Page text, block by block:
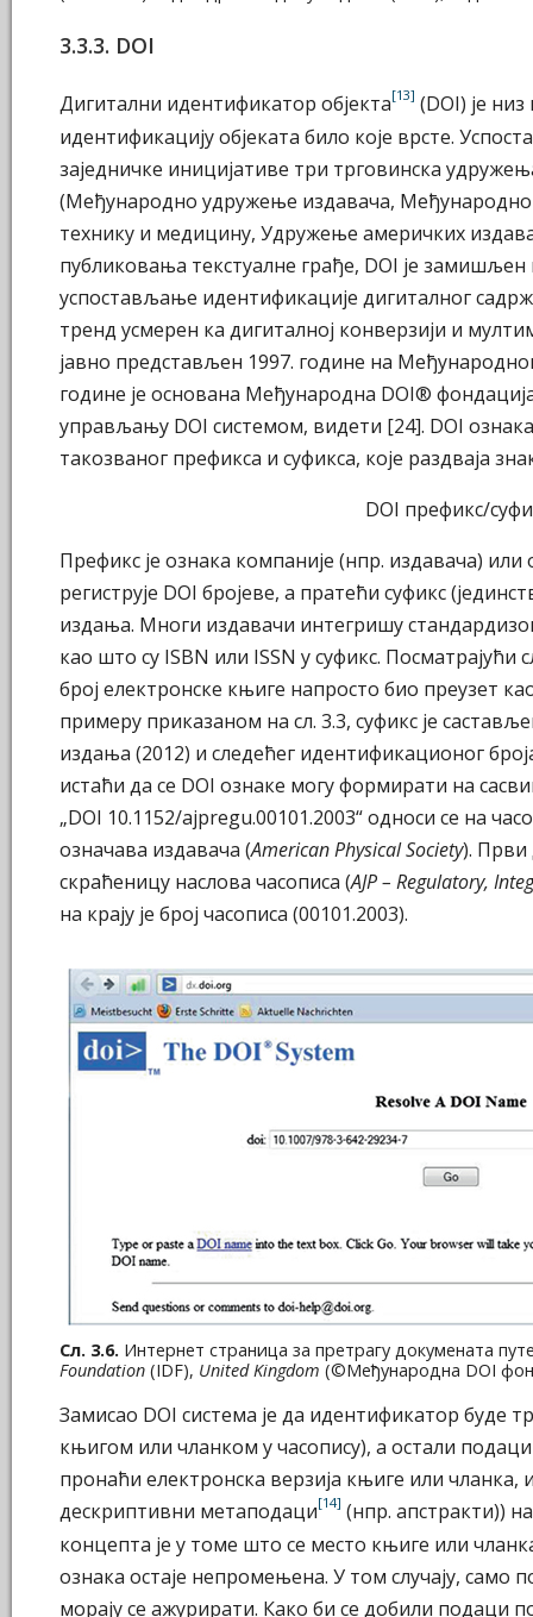
3.3.3. DOI
Дигитални идентификатор објекта[13] (DOI) је
идентификацију објеката било које врсте.
заједничке иницијативе три трговинска
(Међународно удружење издавача, Међународно
технику и медицину, Удружење америчких
публиковања текстуалне грађе, DOI је
успостављање идентификације дигиталног
тренд усмерен ка дигиталној конверзији и
јавно представљен 1997. године на
године је основана Међународна DOI®
управљању DOI системом, видети [24]. DOI
такозваног префикса и суфикса, које раздваја
DOI префикс/
Префикс је ознака компаније (нпр. издавача) или
региструје DOI бројеве, а пратећи суфикс
издања. Многи издавачи интегришу
као што су ISBN или ISSN у суфикс. Посматрајући
број електронске књиге напросто био преузет
примеру приказаном на сл. 3.3, суфикс је
издања (2012) и следећег идентификационог
истаћи да се DOI ознаке могу формирати на
„DOI 10.1152/ajpregu.00101.2003“ односи се на
означава издавача (American Physical Society). Први
скраћеницу наслова часописа (AJP – Regulatory,
на крају је број часописа (00101.2003).
Сл. 3.6. Интернет страница за претрагу докумената
Foundation (IDF), United Kingdom (©Међународна DOI
Замисао DOI система је да идентификатор буде
књигом или чланком у часопису), а остали
пронаћи електронска верзија књиге или чланка,
дескриптивни метаподаци[14] (нпр. апстракти))
концепта је у томе што се место књиге или
ознака остаје непромењена. У том случају,
морају се ажурирати. Како би се добили подаци